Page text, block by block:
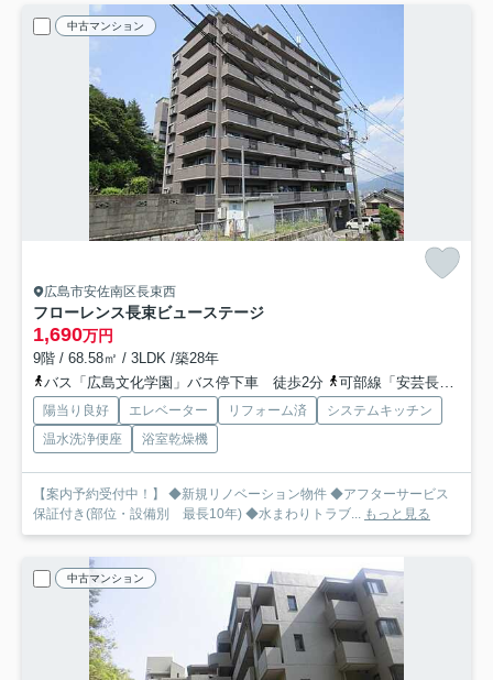
中古マンション
広島市安佐南区長束西
フローレンス長束ビューステージ
1,690万円
9階 / 68.58㎡ / 3LDK /築28年
バス「広島文化学園」バス停下車 徒歩2分
可部線「安芸長束」駅 徒歩13分
陽当り良好 エレベーター リフォーム済
システムキッチン
温水洗浄便座
浴室乾燥機
【案内予約受付中！】 ◆新規リノベーション物件 ◆アフターサービス
保証付き(部位・設備別 最長10年) ◆水まわりトラブ... もっと見る
中古マンション